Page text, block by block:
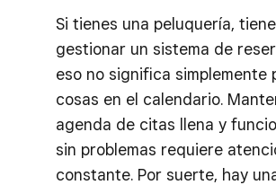
Si tienes una peluquería,
gestionar un sistema de
eso no significa simplemente
cosas en el calendario.
agenda de citas llena y
sin problemas requiere
constante. Por suerte, hay